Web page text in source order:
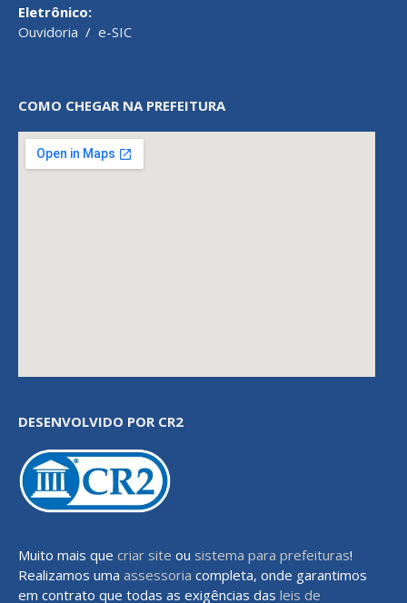
Eletrônico:
Ouvidoria / e-SIC
COMO CHEGAR NA PREFEITURA
DESENVOLVIDO POR CR2
Muito mais que criar site ou sistema para prefeituras!
Realizamos uma assessoria completa, onde garantimos
em contrato que todas as exigências das leis de